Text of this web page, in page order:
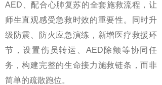
AED、配合心肺复苏的全套施救流程，让
师生直观感受急救时效的重要性。同时升
级防震、防火应急演练，新增医疗救援环
节，设置伤员转运、AED除颤等协同任
务，构建完整的生命接力施救链条，而非
简单的疏散跑位。